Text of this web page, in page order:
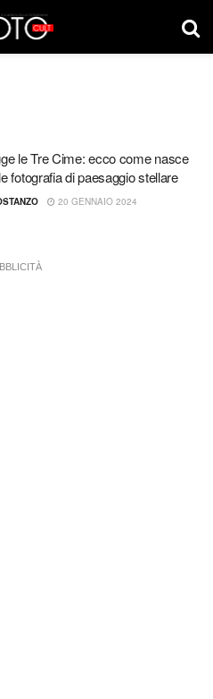
le Tre Cime: ecco come nasce
fotografia di paesaggio stellare
20 GENNAIO 2024